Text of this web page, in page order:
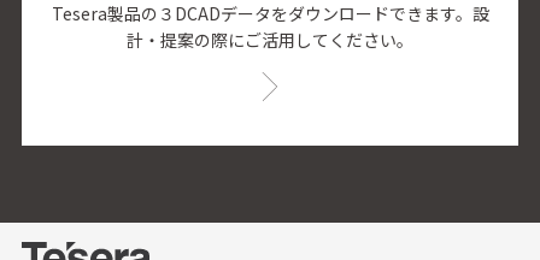
Tesera製品の３DCADデータをダウンロードできます。設
計・提案の際にご活用してください。